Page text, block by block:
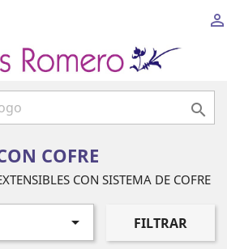


COFRE
CON SISTEMA DE COFRE
 FILTRAR